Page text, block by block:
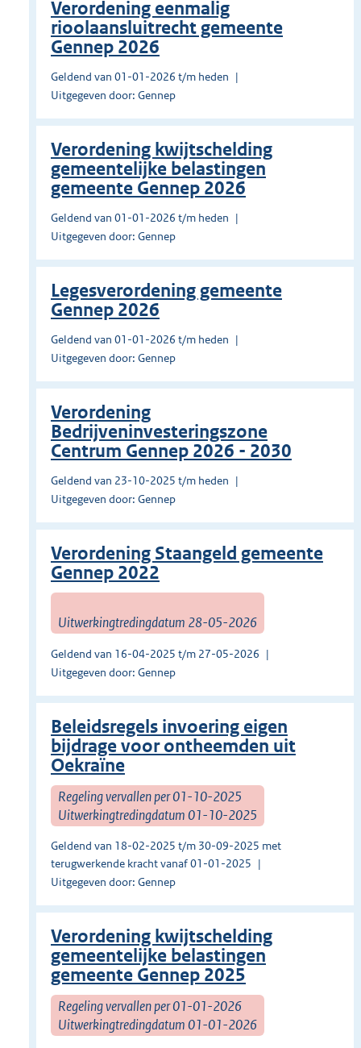
Verordening eenmalig
rioolaansluitrecht gemeente
Gennep 2026
Geldend van 01-01-2026 t/m heden
Uitgegeven door: Gennep
Verordening kwijtschelding
gemeentelijke belastingen
gemeente Gennep 2026
Geldend van 01-01-2026 t/m heden
Uitgegeven door: Gennep
Legesverordening gemeente
Gennep 2026
Geldend van 01-01-2026 t/m heden
Uitgegeven door: Gennep
Verordening
Bedrijveninvesteringszone
Centrum Gennep 2026 - 2030
Geldend van 23-10-2025 t/m heden
Uitgegeven door: Gennep
Verordening Staangeld gemeente
Gennep 2022
Uitwerkingtredingdatum 28-05-2026
Geldend van 16-04-2025 t/m 27-05-2026
Uitgegeven door: Gennep
Beleidsregels invoering eigen
bijdrage voor ontheemden uit
Oekraïne
Regeling vervallen per 01-10-2025
Uitwerkingtredingdatum 01-10-2025
Geldend van 18-02-2025 t/m 30-09-2025 met
terugwerkende kracht vanaf 01-01-2025
Uitgegeven door: Gennep
Verordening kwijtschelding
gemeentelijke belastingen
gemeente Gennep 2025
Regeling vervallen per 01-01-2026
Uitwerkingtredingdatum 01-01-2026